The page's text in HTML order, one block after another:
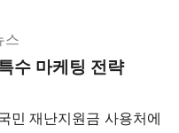
스
수 마케팅 전략
민 재난지원금 사용처에